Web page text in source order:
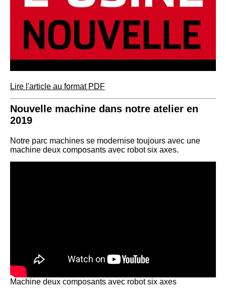
Lire l'article au format PDF
Nouvelle machine dans notre atelier en
2019
Notre parc machines se modernise toujours avec une
machine deux composants avec robot six axes.
Machine deux composants avec robot six axes